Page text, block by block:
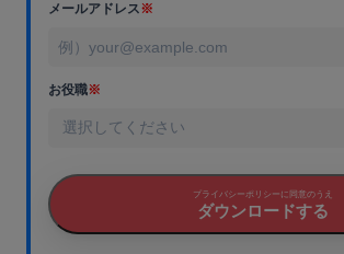
メールアドレス※
お役職※
プライバシーポリシーに同意のうえ
ダウンロードする